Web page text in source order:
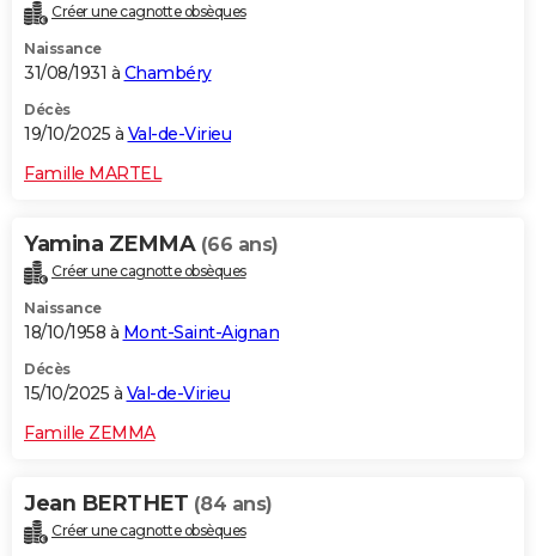
Créer une cagnotte obsèques
Naissance
31/08/1931 à Chambéry
Décès
19/10/2025 à Val-de-Virieu
Famille MARTEL
Yamina ZEMMA (66 ans)
Créer une cagnotte obsèques
Naissance
18/10/1958 à Mont-Saint-Aignan
Décès
15/10/2025 à Val-de-Virieu
Famille ZEMMA
Jean BERTHET (84 ans)
Créer une cagnotte obsèques